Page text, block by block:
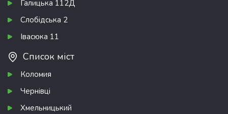
Галицька 112Д
Слобідська 2
Івасюка 11
Список міст
Коломия
Чернівці
Хмельницький